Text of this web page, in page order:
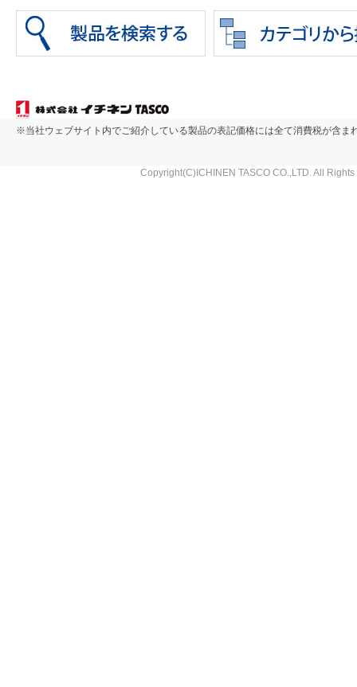
※当社ウェブサイト内でご紹介している製品の表記価格には全て消費税が含ま
Copyright(C)ICHINEN TASCO CO.,LTD. All